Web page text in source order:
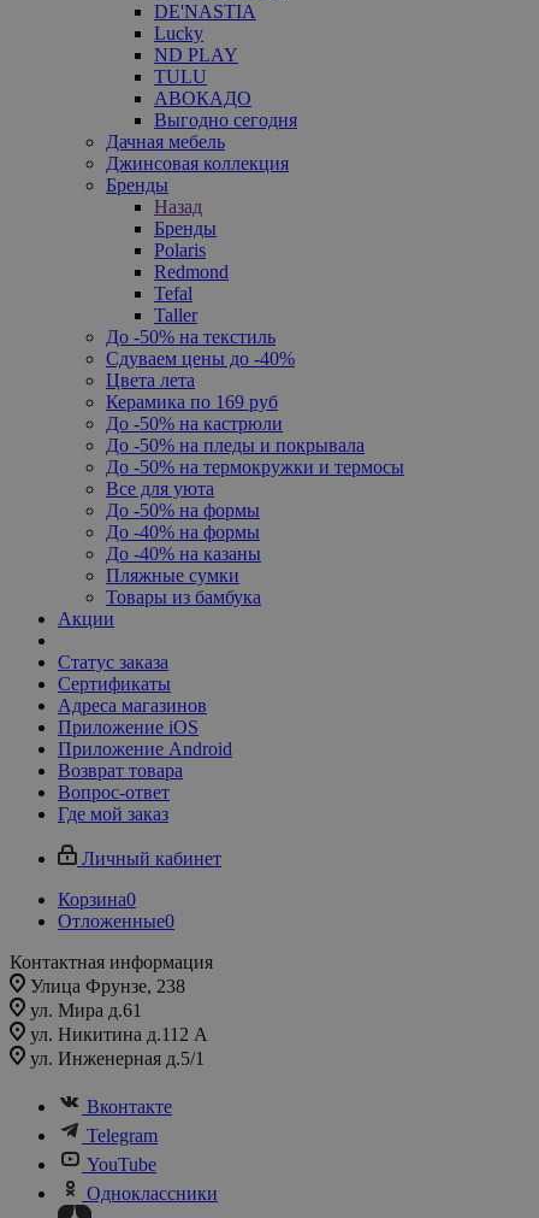
DE'NASTIA
Lucky
ND PLAY
TULU
АВОКАДО
Выгодно сегодня
Дачная мебель
Джинсовая коллекция
Бренды
Назад
Бренды
Polaris
Redmond
Tefal
Taller
До -50% на текстиль
Сдуваем цены до -40%
Цвета лета
Керамика по 169 руб
До -50% на кастрюли
До -50% на пледы и покрывала
До -50% на термокружки и термосы
Все для уюта
До -50% на формы
До -40% на формы
До -40% на казаны
Пляжные сумки
Товары из бамбука
Акции
Статус заказа
Сертификаты
Адреса магазинов
Приложение iOS
Приложение Android
Возврат товара
Вопрос-ответ
Где мой заказ
Личный кабинет
Корзина0
Отложенные0
Контактная информация
Улица Фрунзе, 238​
ул. Мира д.61
ул. Никитина д.112 А
ул. Инженерная д.5/1
Вконтакте
Telegram
YouTube
Одноклассники